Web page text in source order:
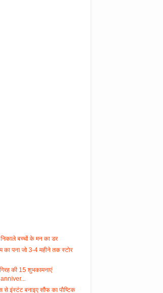
बच्चों के मन का डर
पना जो 3-4 महीने तक स्टोर
की 15 शुभकामनाएं
से इंस्टंट बनाइए सौंफ का पौष्टिक